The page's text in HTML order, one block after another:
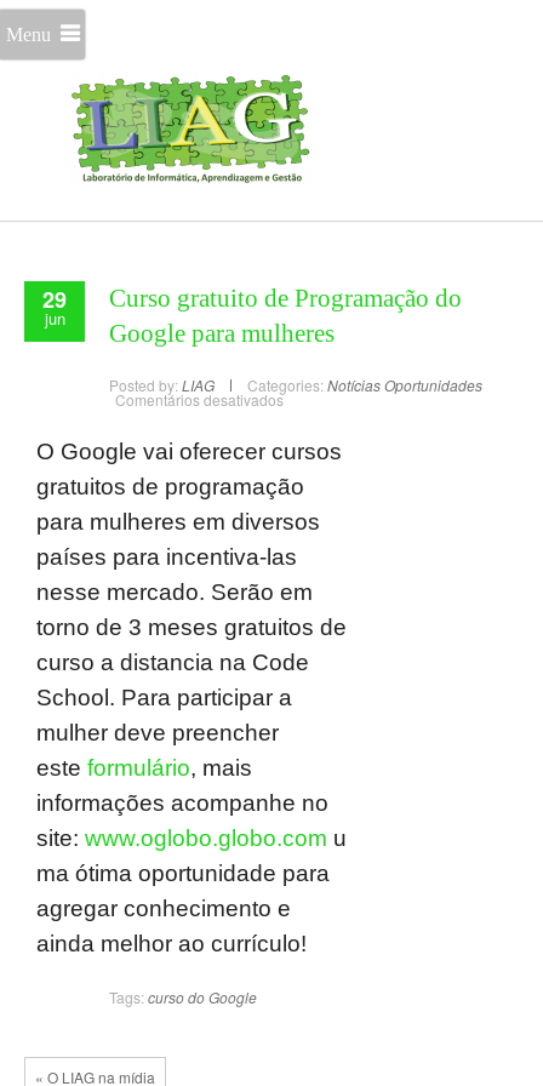
Menu
29
jun
Curso gratuito de Programação do
Google para mulheres
Posted by: LIAG Categories: NotíciasOportunidades
Comentários desativados
O Google vai oferecer cursos
gratuitos de programação
para mulheres em diversos
países para incentiva-las
nesse mercado. Serão em
torno de 3 meses gratuitos de
curso a distancia na Code
School. Para participar a
mulher deve preencher
este formulário, mais
informações acompanhe no
site: www.oglobo.globo.com u
ma ótima oportunidade para
agregar conhecimento e
ainda melhor ao currículo!
Tags: curso do Google
« O LIAG na mídia